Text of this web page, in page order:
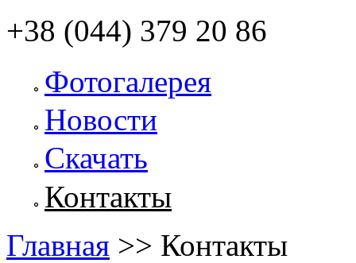
+38 (044) 379 20 86
Фотогалерея
Новости
Скачать
Контакты
Главная >> Контакты